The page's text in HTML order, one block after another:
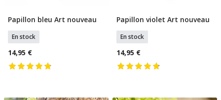
Ajouter Au Panier
Papillon bleu Art nouveau
En stock
14,95 €
Ajouter Au Panier
Papillon violet Art nouveau
En stock
14,95 €